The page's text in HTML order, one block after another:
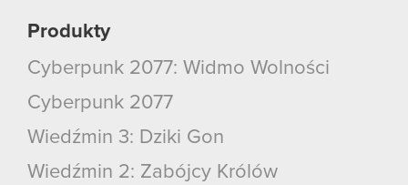
Produkty
Cyberpunk 2077: Widmo Wolności
Cyberpunk 2077
Wiedźmin 3: Dziki Gon
Wiedźmin 2: Zabójcy Królów